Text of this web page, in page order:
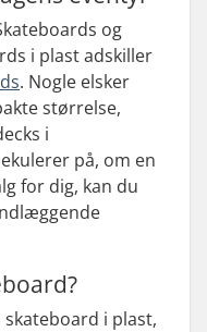
og
i plast adskiller
. Nogle elsker
størrelse,
i
på, om en
for dig, kan du
i plast,